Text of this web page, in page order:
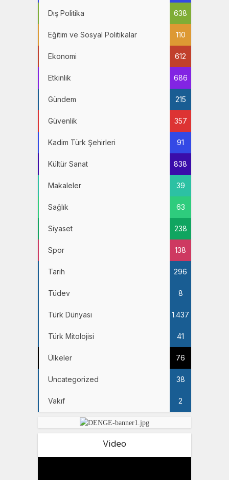
Dış Politika 638
Eğitim ve Sosyal Politikalar 110
Ekonomi 612
Etkinlik 686
Gündem 215
Güvenlik 357
Kadim Türk Şehirleri 91
Kültür Sanat 838
Makaleler 39
Sağlık 63
Siyaset 238
Spor 138
Tarih 296
Tüdev 8
Türk Dünyası 1.437
Türk Mitolojisi 41
Ülkeler 76
Uncategorized 38
Vakıf 2
Video